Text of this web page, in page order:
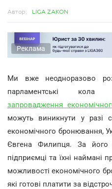
Автор: LIGA ZAKON
Реклама
Ми вже неодноразово
парламентські кола
запровадження
можуть виникнути у разі
економічного бронювання,
Євгена Филипця. За його
підприємці та їхні наймані
можливості економічного
які готові платити за